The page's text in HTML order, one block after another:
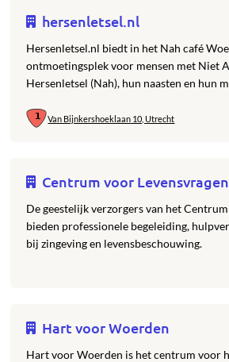
hersenletsel.nl
Hersenletsel.nl biedt in het Nah café
ontmoetingsplek voor mensen met Niet
Hersenletsel (Nah), hun naasten en hun
Van Bijnkershoeklaan 10, Utrecht
Centrum voor Levensvragen
De geestelijk verzorgers van het
bieden professionele begeleiding,
bij zingeving en levensbeschouwing.
Hart voor Woerden
Hart voor Woerden is het centrum voor